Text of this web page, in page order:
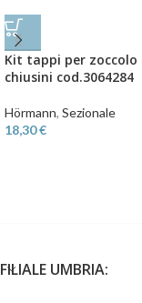
Kit tappi per
chiusini cod.3064284
Hörmann, Sezionale
18,30€
FILIALE UMBRIA: